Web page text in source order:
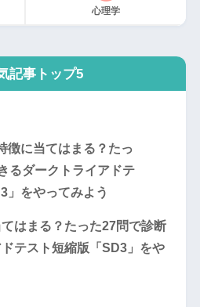
心理学
記事トップ5
はまる？たった27問で診断
テスト短縮版「SD3」をや